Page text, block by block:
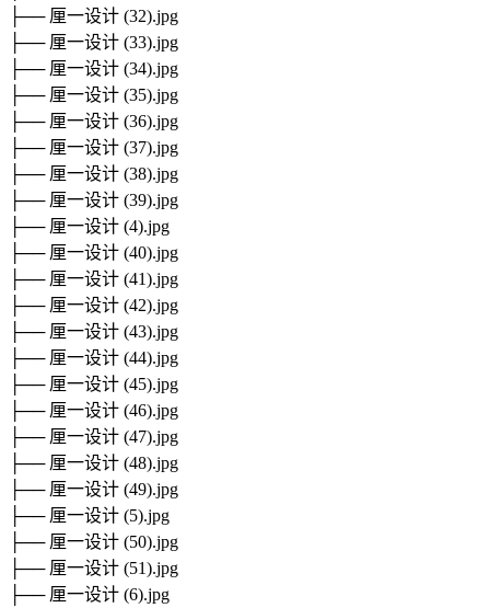
├── 厘一设计 (32).jpg
├── 厘一设计 (33).jpg
├── 厘一设计 (34).jpg
├── 厘一设计 (35).jpg
├── 厘一设计 (36).jpg
├── 厘一设计 (37).jpg
├── 厘一设计 (38).jpg
├── 厘一设计 (39).jpg
├── 厘一设计 (4).jpg
├── 厘一设计 (40).jpg
├── 厘一设计 (41).jpg
├── 厘一设计 (42).jpg
├── 厘一设计 (43).jpg
├── 厘一设计 (44).jpg
├── 厘一设计 (45).jpg
├── 厘一设计 (46).jpg
├── 厘一设计 (47).jpg
├── 厘一设计 (48).jpg
├── 厘一设计 (49).jpg
├── 厘一设计 (5).jpg
├── 厘一设计 (50).jpg
├── 厘一设计 (51).jpg
├── 厘一设计 (6).jpg